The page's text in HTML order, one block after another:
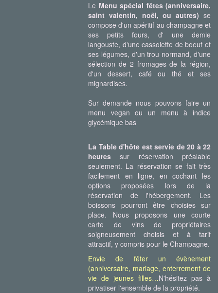
Le Menu spécial fêtes (anniversaire,
saint valentin, noêl, ou autres) se
compose d'un apéritif au champagne et
ses petits fours, d' une demie
langouste, d'une cassolette de boeuf et
ses légumes, d'un trou normand, d'une
sélection de 2 fromages de la région,
d'un dessert, café ou thé et ses
mignardises.
Sur demande nous pouvons faire un
menu vegan ou un menu à indice
glycémique bas
La Table d'hôte est servie de 20 à 22
heures sur réservation préalable
seulement. La réservation se fait très
facilement en ligne, en cochant les
options proposées lors de la
réservation de l'hébergement. Les
boissons pourront être choisies sur
place. Nous proposons une courte
carte de vins de propriétaires
soigneusement choisis et à tarif
attractif, y compris pour le Champagne.
Envie de fêter un évènement
(anniversaire, mariage, enterrement de
vie de jeunes filles…N'hésitez pas à
privatiser l'ensemble de la propriété.